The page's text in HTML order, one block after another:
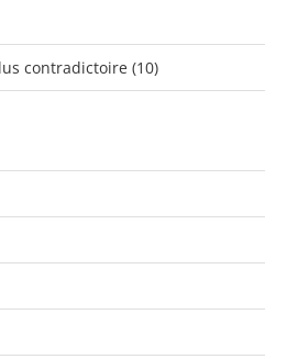
contradictoire (10)